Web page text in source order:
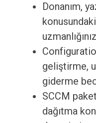
Donanım,
geliştirme,
giderme
SCCM
dağıtma